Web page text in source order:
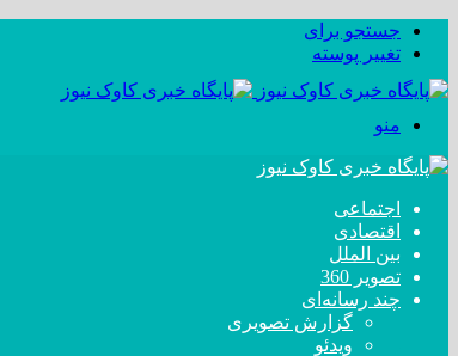
جستجو برای
تغییر پوسته
منو
اجتماعی
اقتصادی
بین الملل
تصویر 360
چند رسانه‌ای
گزارش تصویری
ویدئو